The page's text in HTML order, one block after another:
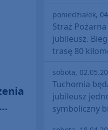
poniedziałek,
Straż
jubileusz.
trasę 80
sobota,
Tuchomia
jubileusz
symboliczny